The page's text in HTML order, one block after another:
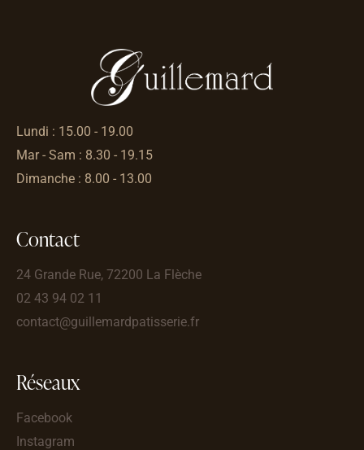
Lundi : 15.00 - 19.00
Mar - Sam : 8.30 - 19.15
Dimanche : 8.00 - 13.00
Contact
24 Grande Rue, 72200 La Flèche
02 43 94 02 11
contact@guillemardpatisserie.fr
Réseaux
Facebook
Instagram